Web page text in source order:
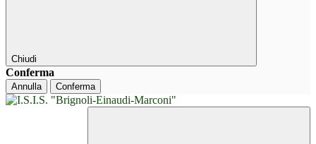
Chiudi
Conferma
Annulla Conferma